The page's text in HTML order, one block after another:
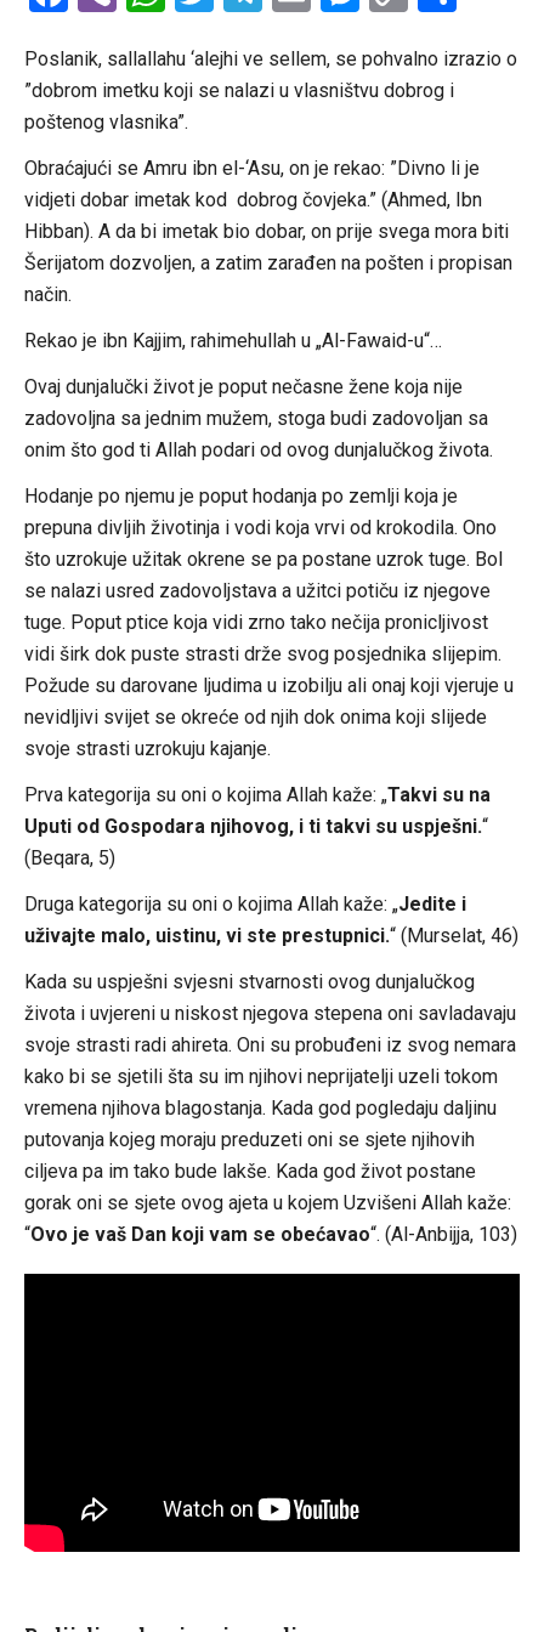
Poslanik, sallallahu ‘alejhi ve sellem, se pohvalno izrazio o
”dobrom imetku koji se nalazi u vlasništvu dobrog i
poštenog vlasnika”.
Obraćajući se Amru ibn el-‘Asu, on je rekao: ”Divno li je
vidjeti dobar imetak kod dobrog čovjeka.” (Ahmed, Ibn
Hibban). A da bi imetak bio dobar, on prije svega mora biti
Šerijatom dozvoljen, a zatim zarađen na pošten i propisan
način.
Rekao je ibn Kajjim, rahimehullah u „Al-Fawaid-u“…
Ovaj dunjalučki život je poput nečasne žene koja nije
zadovoljna sa jednim mužem, stoga budi zadovoljan sa
onim što god ti Allah podari od ovog dunjalučkog života.
Hodanje po njemu je poput hodanja po zemlji koja je
prepuna divljih životinja i vodi koja vrvi od krokodila. Ono
što uzrokuje užitak okrene se pa postane uzrok tuge. Bol
se nalazi usred zadovoljstava a užitci potiču iz njegove
tuge. Poput ptice koja vidi zrno tako nečija pronicljivost
vidi širk dok puste strasti drže svog posjednika slijepim.
Požude su darovane ljudima u izobilju ali onaj koji vjeruje u
nevidljivi svijet se okreće od njih dok onima koji slijede
svoje strasti uzrokuju kajanje.
Prva kategorija su oni o kojima Allah kaže: „Takvi su na
Uputi od Gospodara njihovog, i ti takvi su uspješni.“
(Beqara, 5)
Druga kategorija su oni o kojima Allah kaže: „Jedite i
uživajte malo, uistinu, vi ste prestupnici.“ (Murselat, 46)
Kada su uspješni svjesni stvarnosti ovog dunjalučkog
života i uvjereni u niskost njegova stepena oni savladavaju
svoje strasti radi ahireta. Oni su probuđeni iz svog nemara
kako bi se sjetili šta su im njihovi neprijatelji uzeli tokom
vremena njihova blagostanja. Kada god pogledaju daljinu
putovanja kojeg moraju preduzeti oni se sjete njihovih
ciljeva pa im tako bude lakše. Kada god život postane
gorak oni se sjete ovog ajeta u kojem Uzvišeni Allah kaže:
“Ovo je vaš Dan koji vam se obećavao“. (Al-Anbijja, 103)